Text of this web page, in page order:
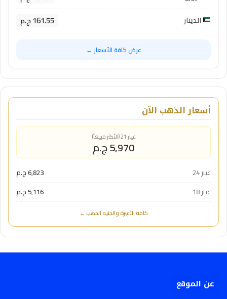
الدينار 161.55 ج.م
عرض كافة الأسعار ←
أسعار الذهب الآن
عيار 21 (الأكثر مبيعاً)
5,970 ج.م
عيار 24
6,823 ج.م
عيار 18
5,116 ج.م
كافة الأعيرة والجنيه الذهب ←
عن الموقع